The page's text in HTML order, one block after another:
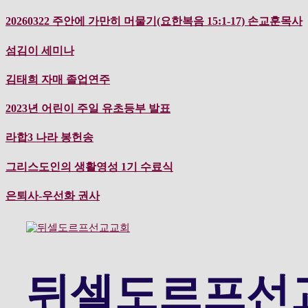
컨
츠
로
바
로
기
20260322 주안에 가만히 머물기(요한복음 15:1-17) 손교훈목사
섬김이 세미나
김태희 자매 졸업연주
2023년 어린이 주일 유초등부 발표
라합3 나라 봉헌송
그리스도인의 생활영성 1기 수료식
은퇴사-우선화 권사
뒤셀도르프선